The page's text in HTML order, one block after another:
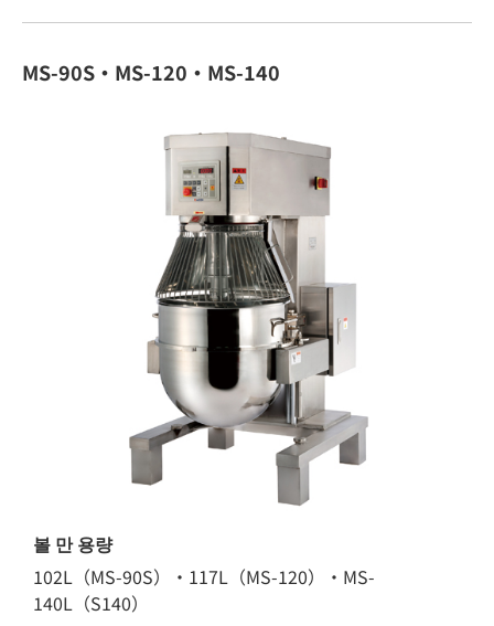
MS-90S・MS-120・MS-140
볼 만 용량
102L （MS-90S）・ 117L（MS-120）・MS-
140L（S140）